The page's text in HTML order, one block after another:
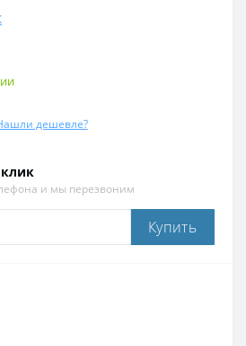
дешевле?
и мы перезвоним
Купить